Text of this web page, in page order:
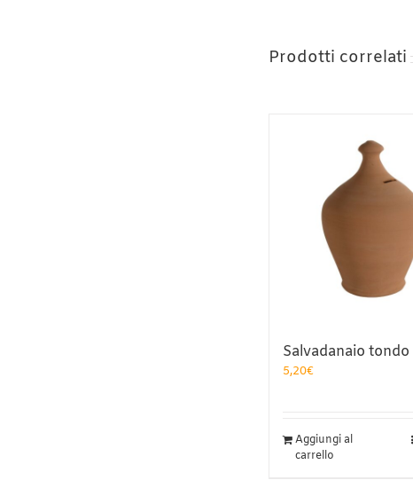
Prodotti correlati
Salvadanaio tondo
5,20€
Aggiungi al
carrello